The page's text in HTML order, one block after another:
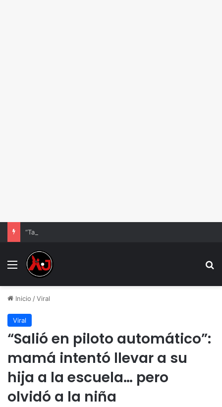
Menu
Inicio /Viral
Viral
“Salió en piloto automático”:
mamá intentó llevar a su
hija a la escuela… pero
olvidó a la niña